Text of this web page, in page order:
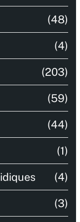
(48)
(4)
(203)
(59)
(44)
(1)
(4)
(3)